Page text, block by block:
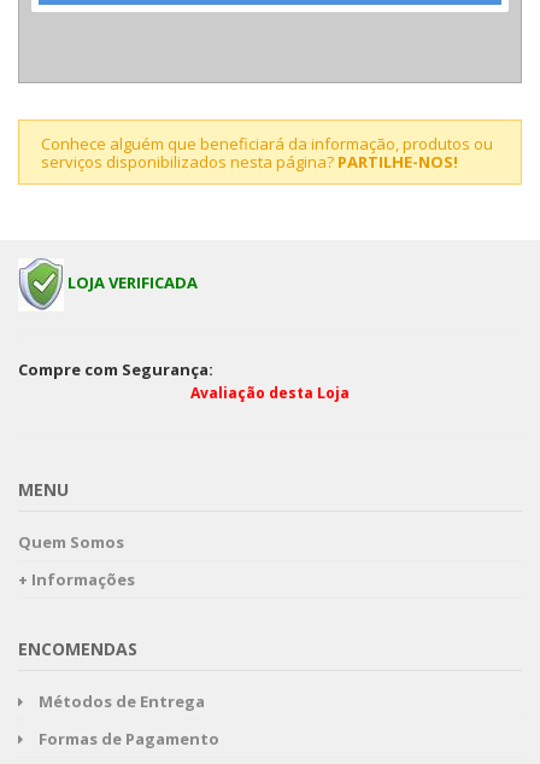
Conhece alguém que beneficiará da informação, produtos ou
serviços disponibilizados nesta página? PARTILHE-NOS!
LOJA VERIFICADA
Compre com Segurança:
Avaliação desta Loja
MENU
Quem Somos
+ Informações
ENCOMENDAS
Métodos de Entrega
Formas de Pagamento